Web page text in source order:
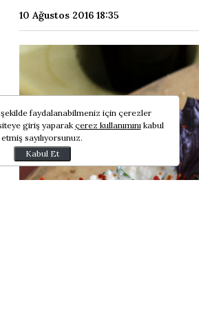
10 Ağustos 2016 18:35
faydalanabilmeniz için çerezler
giriş yaparak çerez kullanımınıkabul
etmiş sayılıyorsunuz.
Kabul Et